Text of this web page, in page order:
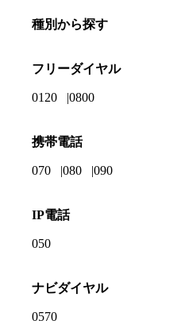
種別から探す
フリーダイヤル
0120 0800
携帯電話
070 080 090
IP電話
050
ナビダイヤル
0570